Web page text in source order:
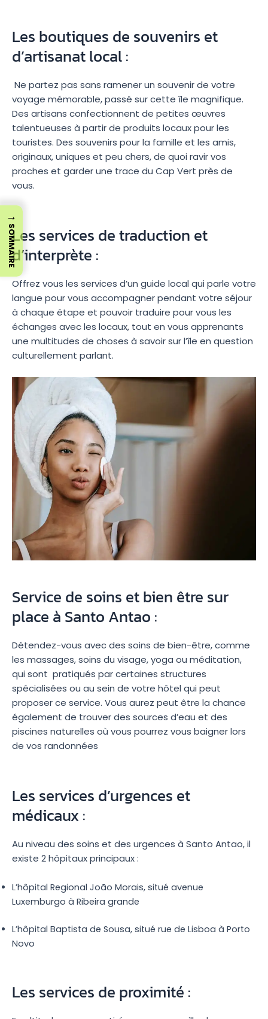
Les boutiques de souvenirs et
d’artisanat local :
Ne partez pas sans ramener un souvenir de votre
voyage mémorable, passé sur cette île magnifique.
Des artisans confectionnent de petites œuvres
talentueuses à partir de produits locaux pour les
touristes. Des souvenirs pour la famille et les amis,
originaux, uniques et peu chers, de quoi ravir vos
proches et garder une trace du Cap Vert près de
vous.
Les services de traduction et
d’interprète :
Offrez vous les services d’un guide local qui parle votre
langue pour vous accompagner pendant votre séjour
à chaque étape et pouvoir traduire pour vous les
échanges avec les locaux, tout en vous apprenants
une multitudes de choses à savoir sur l’île en question
culturellement parlant.
Service de soins et bien être sur
place à Santo Antao :
Détendez-vous avec des soins de bien-être, comme
les massages, soins du visage, yoga ou méditation,
qui sont pratiqués par certaines structures
spécialisées ou au sein de votre hôtel qui peut
proposer ce service. Vous aurez peut être la chance
également de trouver des sources d’eau et des
piscines naturelles où vous pourrez vous baigner lors
de vos randonnées
Les services d’urgences et
médicaux :
Au niveau des soins et des urgences à Santo Antao, il
existe 2 hôpitaux principaux :
L’hôpital Regional João Morais, situé avenue
Luxemburgo à Ribeira grande
L’hôpital Baptista de Sousa, situé rue de Lisboa à Porto
Novo
Les services de proximité :
→
SOMMAIRE